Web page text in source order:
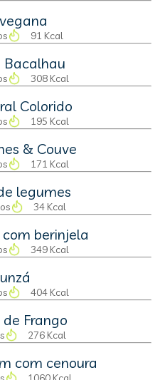
91 Kcal
Bacalhau
308 Kcal
Colorido
195 Kcal
& Couve
171 Kcal
legumes
34 Kcal
berinjela
349 Kcal
404 Kcal
Frango
276 Kcal
com cenoura